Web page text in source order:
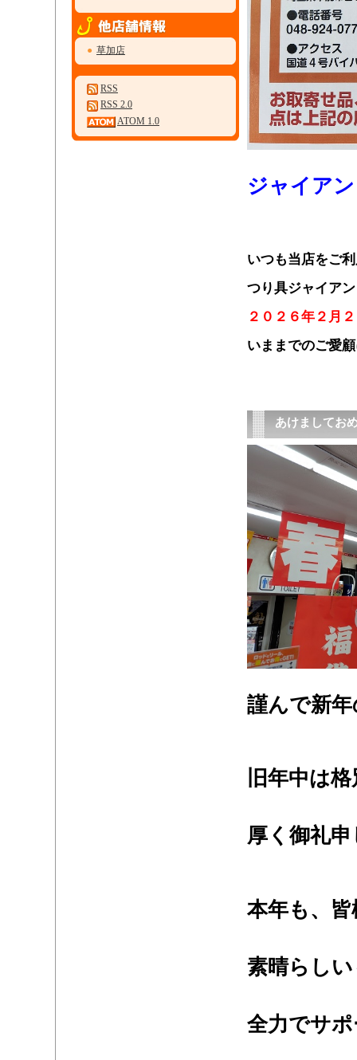
● 草加店
RSS
RSS 2.0
ATOM 1.0
ジャイア
いつも当店をご
つり具ジャイア
２０２６年２月
いままでのご愛
あけましてお
謹んで新
旧年中は
厚く御礼
本年も、
素晴らし
全力でサ